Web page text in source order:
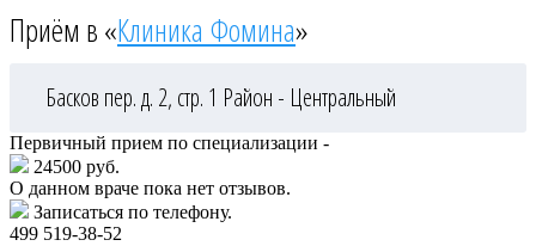
Приём в «Клиника Фомина»
Басков пер. д. 2, стр. 1 Район - Центральный
Первичный прием по специализации -
24500 руб.
О данном враче пока нет отзывов.
Записаться по телефону.
499 519-38-52